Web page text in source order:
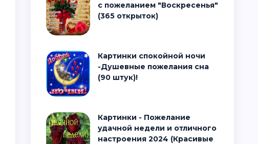
с пожеланием "Воскресенья"
(365 открыток)
Картинки спокойной ночи
-Душевные пожелания сна
(90 штук)!
Картинки - Пожелание
удачной недели и отличного
настроения 2024 (Красивые